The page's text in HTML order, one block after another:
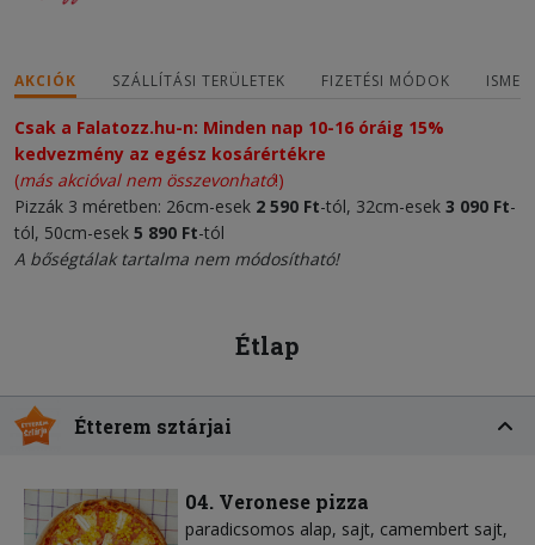
AKCIÓK SZÁLLÍTÁSI TERÜLETEK FIZETÉSI MÓDOK
Csak a Falatozz.hu-n: Minden nap 10-16 óráig 15%
kedvezmény az egész kosárértékre
(más akcióval nem összevonható!)
Pizzák 3 méretben: 26cm-esek 2 590 Ft-tól, 32cm-esek 3 090 Ft-
tól, 50cm-esek 5 890 Ft-tól
A bőségtálak tartalma nem módosítható!
Étlap
Étterem sztárjai
04. Veronese pizza
paradicsomos alap sajt camembert sajt